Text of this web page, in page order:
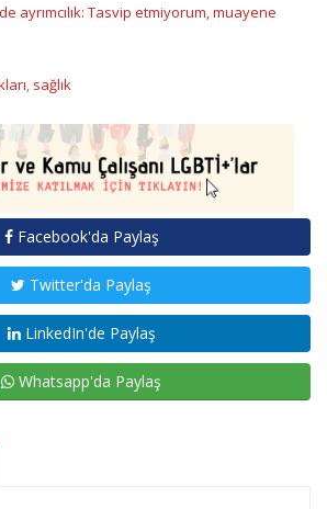
ayrımcılık: Tasvip etmiyorum, muayene
, sağlık
Facebook'da Paylaş
Twitter'da Paylaş
LinkedIn'de Paylaş
Whatsapp'da Paylaş